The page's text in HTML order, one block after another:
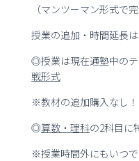
（マンツーマン形式で
授業の追加・時間延長
◎授業は現在通塾中の
戦形式
※教材の追加購入なし！
◎算数・理科の2科目に
※授業時間外にもいつで